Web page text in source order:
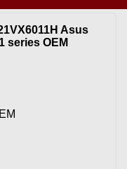
Asus
series OEM